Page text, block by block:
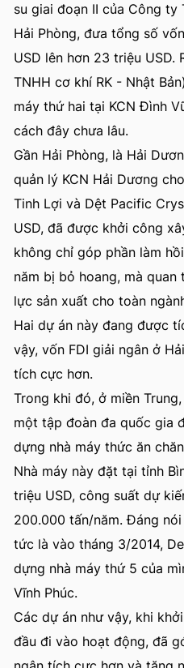
su giai đoạn II của Công ty
Hải Phòng, đưa tổng số
USD lên hơn 23 triệu USD.
TNHH cơ khí RK - Nhật
máy thứ hai tại KCN Đình
cách đây chưa lâu.
Gần Hải Phòng, là Hải
quản lý KCN Hải Dương
Tinh Lợi và Dệt Pacific
USD, đã được khởi công
không chỉ góp phần làm
năm bị bỏ hoang, mà
lực sản xuất cho toàn
Hai dự án này đang được
vậy, vốn FDI giải ngân ở
tích cực hơn.
Trong khi đó, ở miền
một tập đoàn đa quốc gia
dựng nhà máy thức ăn
Nhà máy này đặt tại tỉnh
triệu USD, công suất dự
200.000 tấn/năm. Đáng
tức là vào tháng 3/2014,
dựng nhà máy thứ 5 của
Vĩnh Phúc.
Các dự án như vậy, khi
đầu đi vào hoạt động, đã